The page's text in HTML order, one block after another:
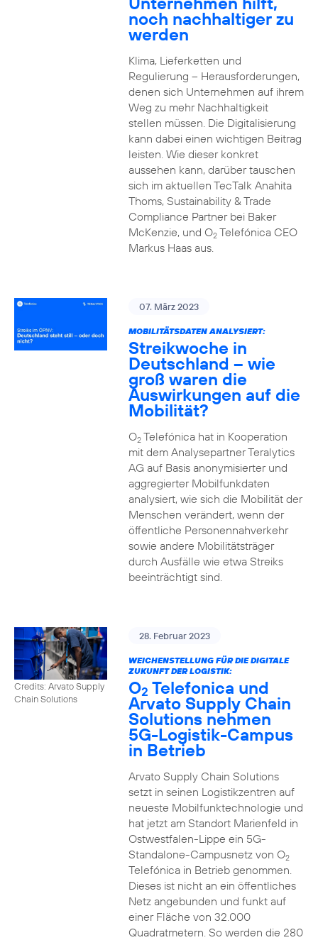
noch nachhaltiger zu
werden
Klima, Lieferketten und
Regulierung – Herausforderungen,
denen sich Unternehmen auf ihrem
Weg zu mehr Nachhaltigkeit
stellen müssen. Die Digitalisierung
kann dabei einen wichtigen Beitrag
leisten. Wie dieser konkret
aussehen kann, darüber tauschen
sich im aktuellen TecTalk Anahita
Thoms, Sustainability & Trade
Compliance Partner bei Baker
McKenzie, und O2Telefónica CEO
Markus Haas aus.
07. März 2023
MOBILITÄTSDATEN ANALYSIERT:
Streikwoche in
Deutschland – wie
groß waren die
Auswirkungen auf die
Mobilität?
O2Telefónica hat in Kooperation
mit dem Analysepartner Teralytics
AG auf Basis anonymisierter und
aggregierter Mobilfunkdaten
analysiert, wie sich die Mobilität der
Menschen verändert, wenn der
öffentliche Personennahverkehr
sowie andere Mobilitätsträger
durch Ausfälle wie etwa Streiks
beeinträchtigt sind.
Credits: Arvato Supply
Chain Solutions
28. Februar 2023
WEICHENSTELLUNG FÜR DIE DIGITALE
ZUKUNFT DER LOGISTIK:
O2 Telefonica und
Arvato Supply Chain
Solutions nehmen
5G-Logistik-Campus
in Betrieb
Arvato Supply Chain Solutions
setzt in seinen Logistikzentren auf
neueste Mobilfunktechnologie und
hat jetzt am Standort Marienfeld in
Ostwestfalen-Lippe ein 5G-
Standalone-Campusnetz von O2
Telefónica in Betrieb genommen.
Dieses ist nicht an ein öffentliches
Netz angebunden und funkt auf
einer Fläche von 32.000
Quadratmetern. So werden die 280